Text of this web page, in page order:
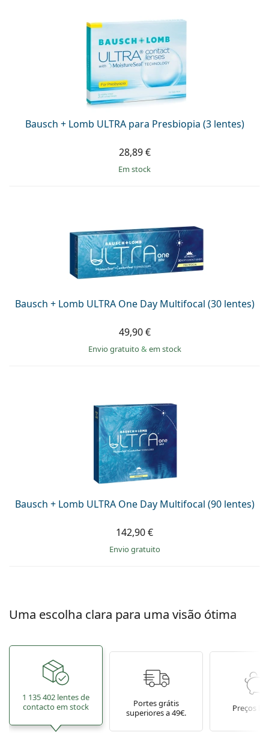
Bausch + Lomb ULTRA para Presbiopia (3 lentes)
28,89 €
em stock
Bausch + Lomb ULTRA One Day Multifocal (30 lentes)
49,90 €
Envio gratuito& em stock
Bausch + Lomb ULTRA One Day Multifocal (90 lentes)
142,90 €
Envio gratuito
Uma escolha clara para uma visão ótima
1 135 402 lentes de
contacto em stock
Portes grátis
superiores a 49€.
Preços